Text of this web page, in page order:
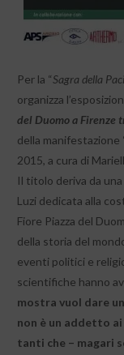
Per la “Sagra della
organizza
del Duomo a Firenze
della manifestazione
2015, a cura di
Il titolo deriva da
Luzi dedicata alla
Fiore Piazza del
della storia del
eventi politici e
scientifiche hanno
mostra vuol dare
non è un addetto
tanti che – magari